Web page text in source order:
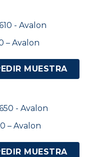
– Avalon
MUESTRA
– Avalon
MUESTRA